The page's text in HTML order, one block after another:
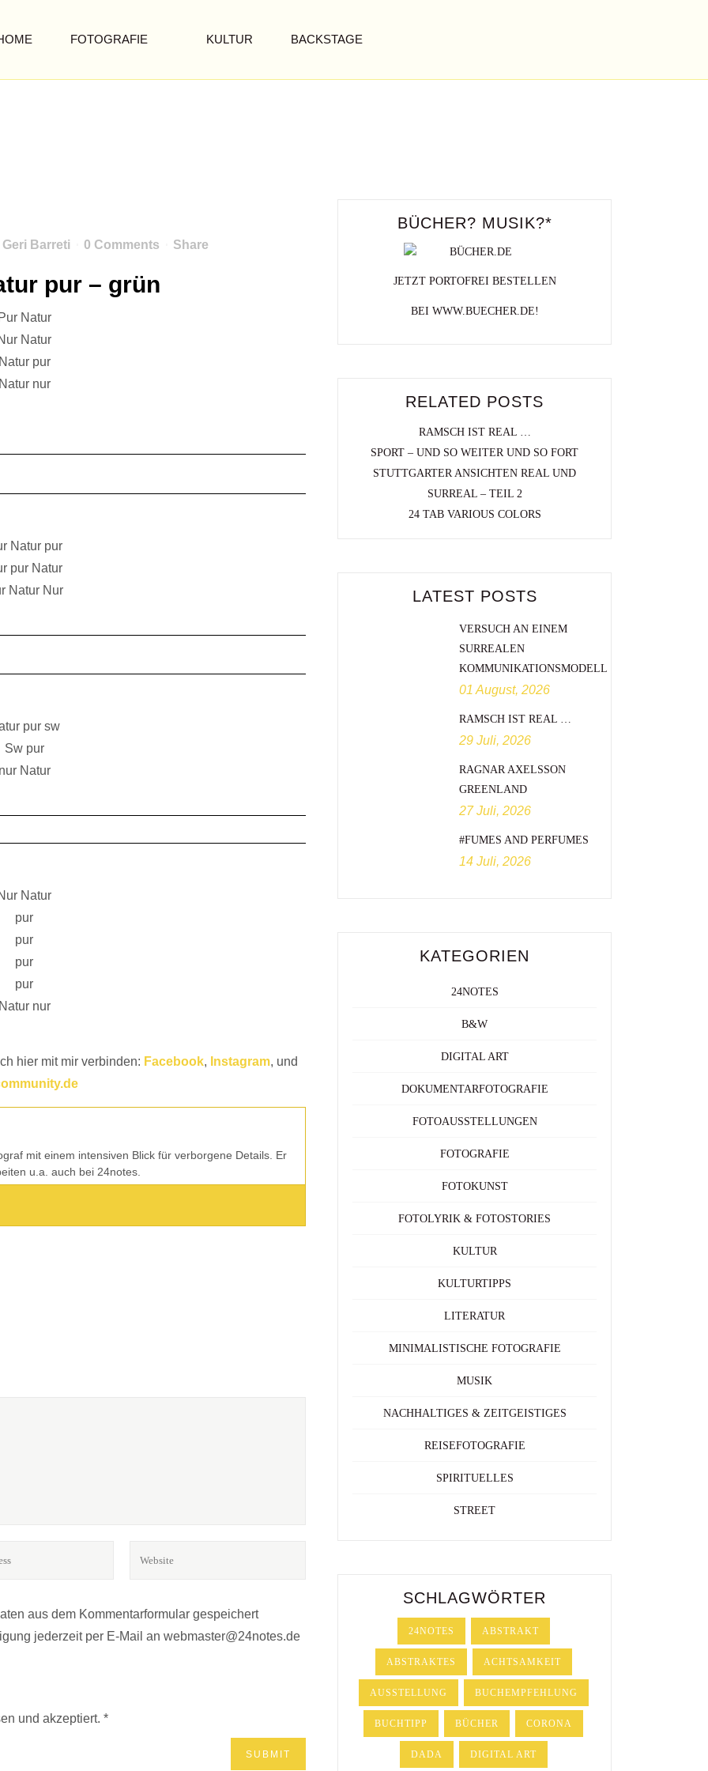
FOTOGRAFIE KULTUR BACKSTAGE
Geri Barreti 0 Comments Share
pur – grün
Pur Natur
Natur
Natur pur
Natur nur
Natur pur
pur Natur
Natur Nur
pur sw
Sw pur
nur Natur
Natur
pur
pur
pur
pur
Natur nur
hier mit mir verbinden: Facebook, Instagram, und
mit einem intensiven Blick für verborgene Details. Er
u.a. auch bei 24notes.
aus dem Kommentarformular gespeichert
jederzeit per E-Mail an webmaster@24notes.de
und akzeptiert. *
BÜCHER? MUSIK?*
JETZT PORTOFREI BESTELLEN
BEI WWW.BUECHER.DE!
RELATED POSTS
RAMSCH IST REAL …
SPORT – UND SO WEITER UND SO FORT
STUTTGARTER ANSICHTEN REAL UND
SURREAL – TEIL 2
24 TAB VARIOUS COLORS
LATEST POSTS
VERSUCH AN EINEM
SURREALEN
KOMMUNIKATIONSMODELL
01 August, 2026
RAMSCH IST REAL …
29 Juli, 2026
RAGNAR AXELSSON
GREENLAND
27 Juli, 2026
#FUMES AND PERFUMES
14 Juli, 2026
KATEGORIEN
24NOTES
B&W
DIGITAL ART
DOKUMENTARFOTOGRAFIE
FOTOAUSSTELLUNGEN
FOTOGRAFIE
FOTOKUNST
FOTOLYRIK & FOTOSTORIES
KULTUR
KULTURTIPPS
LITERATUR
MINIMALISTISCHE FOTOGRAFIE
MUSIK
NACHHALTIGES & ZEITGEISTIGES
REISEFOTOGRAFIE
SPIRITUELLES
STREET
SCHLAGWÖRTER
24NOTES ABSTRAKT
ABSTRAKTES ACHTSAMKEIT
AUSSTELLUNG BUCHEMPFEHLUNG
BUCHTIPP BÜCHER CORONA
DADA DIGITAL ART